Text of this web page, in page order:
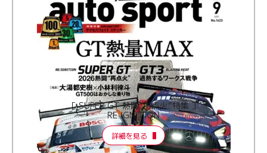
［ SUPER GT 熱闘“再点火”特集 ］
RE:IGNITION
詳細を見る